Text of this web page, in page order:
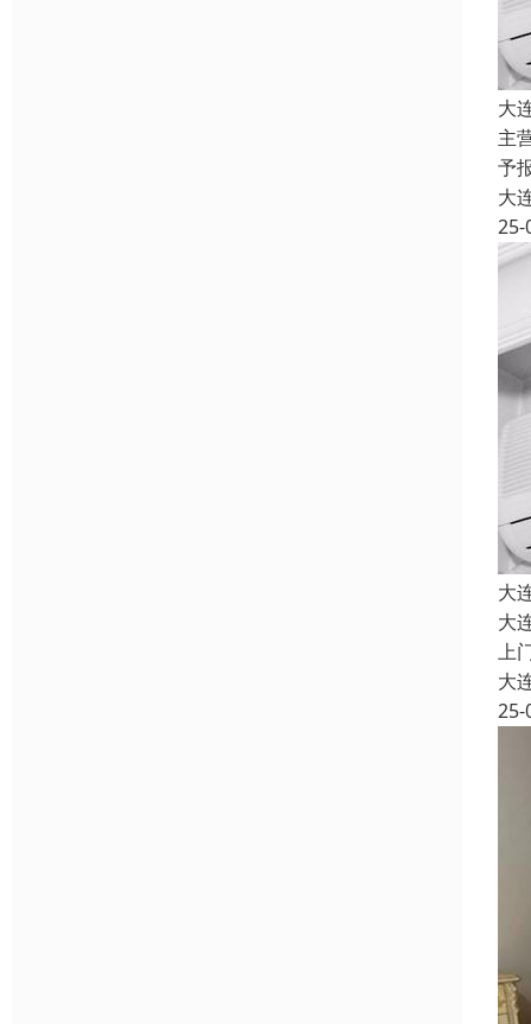
大
主
予
大
25-
大
大
上
大
25-